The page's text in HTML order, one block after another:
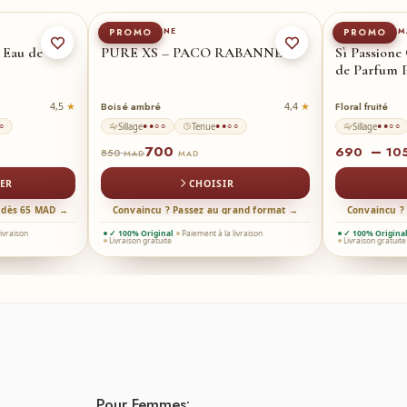
de
4,5
65 MAD →
PROMO
PACO RABANNE
PURE XS – PACO RABANNE
Boisé ambré 4,4
Sillage●●○○ Tenue●●○○
850MAD700 MAD
CHOISIR
Convaincu ? Passez au grand format →
✓ 100% Original Paiement à la livraison
Livraison gratuite
PROMO
GIORGIO
Sì
de Parfum
Floral fruité
Sillage●●○○
690 –
Convaincu
✓ 100% Original
Livraison gratuite